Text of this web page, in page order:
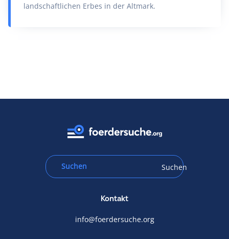
landschaftlichen Erbes in der Altmark.
Suchen
Kontakt
info@foerdersuche.org